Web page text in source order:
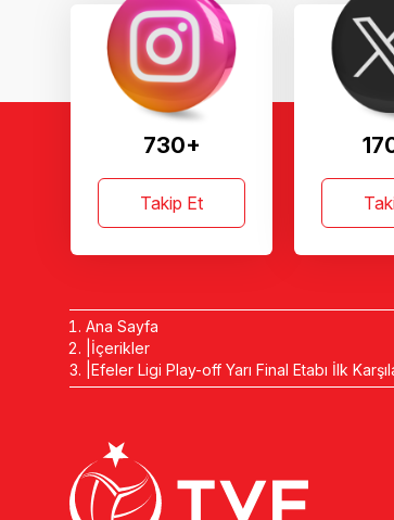
730+
Takip Et
Ana Sayfa
İçerikler
Efeler Ligi Play-off Yarı Final Etabı İlk